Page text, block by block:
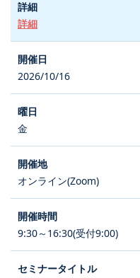
詳細
2026/10/16
金
オンライン(Zoom)
9:30～16:30(受付9:00)